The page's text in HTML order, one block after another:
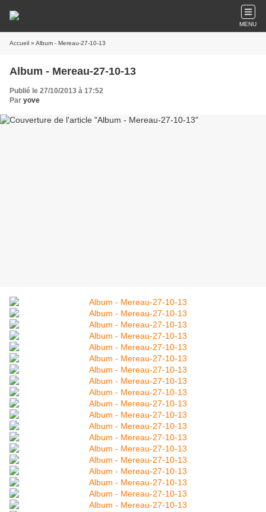
MENU
Accueil » Album - Mereau-27-10-13
Album - Mereau-27-10-13
Publié le 27/10/2013 à 17:52
Par yove